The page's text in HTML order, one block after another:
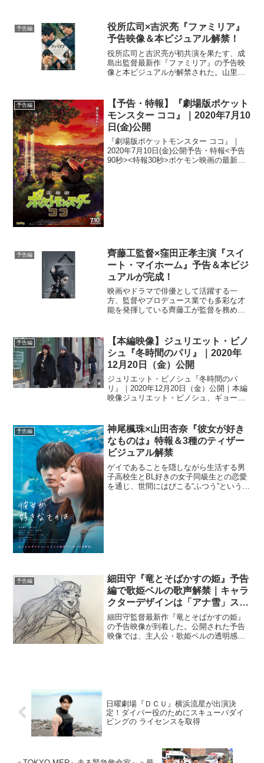
予告編
役所広司×吉沢亮『ファミリア』
予告映像＆本ビジュアル解禁！
役所広司と吉沢亮が初共演を果たす、成
島出監督最新作『ファミリア』の予告映
像と本ビジュアルが解禁された。山里に
が決まった誠治の息子・学、そんな父子
に助けられた傷ついた在日...
予告編
【予告・特報】『劇場版ポケット
モンスター ココ』｜2020年7月10
日(金)公開
『劇場版ポケットモンスター ココ』｜
2020年7月10日(金)公開予告・特報<予告
90秒><特報30秒>ポケモン映画の最新作
予告編
齊藤工監督×窪田正孝主演『スイ
ート・マイホーム』予告＆本ビジ
ュアルが完成！
映画やドラマで俳優として活躍する一
方、監督やプロデュース業でも多彩な才
能を発揮している齊藤工が監督を務め
中の第25回上海国際映画祭GALA部門
や、７月には第22回ニュー...
予告編
【本編映像】ジュリエット・ビノ
シュ『冬時間のパリ』｜2020年
12月20日（金）公開
ジュリエット・ビノシュ『冬時間のパ
リ』｜2020年12月20日（金）公開｜本編
映像ジュリエット・ビノシュ、ギョー
名匠オリヴィエ・アサイヤス監督最新作
『冬時間のパリ』(1...
予告編
神尾楓珠×山田杏奈『彼女が好き
なものは』特報＆3種のティザー
ビジュアル解禁
ゲイであることを隠しながら生活する男
子高校生とBL好きの女子同級生との恋愛
を通じ、世間にはびこる“ふつう”という価
予告編
細田守『竜とそばかすの姫』予告
編で歌姫ベルの歌声解禁｜キャラ
クターデザインは「アナ雪」スタ
ッフ
細田守監督最新作『竜とそばかすの姫』
の予告映像が到着した。公開された予告
映像では、主人公・歌姫ベルの透明感と
日曜劇場『ＤＣＵ』横浜流星が出演決
定！ダイバー役のためにスキューバダイ
ビングの ライセンスを取得